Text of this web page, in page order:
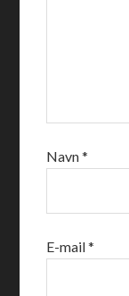
Navn*
E-mail*